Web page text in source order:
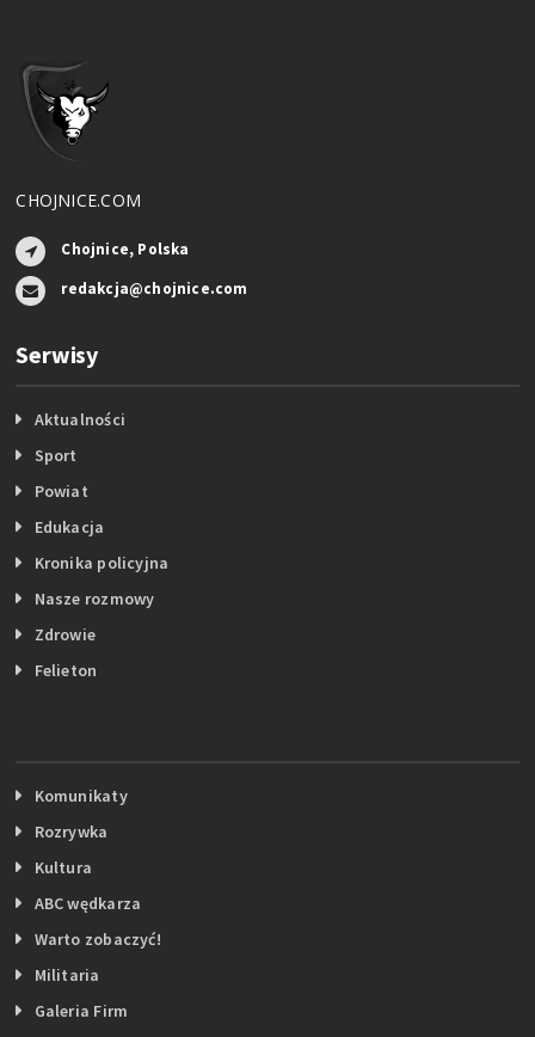
CHOJNICE.COM
Chojnice, Polska
redakcja@chojnice.com
Serwisy
Aktualności
Sport
Powiat
Edukacja
Kronika policyjna
Nasze rozmowy
Zdrowie
Felieton
Komunikaty
Rozrywka
Kultura
ABC wędkarza
Warto zobaczyć!
Militaria
Galeria Firm